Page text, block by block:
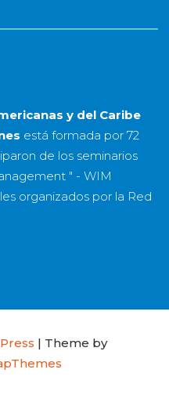
y del Caribe
está formada por 72
de los seminarios
" - WIM
organizados por la Red
| Theme by